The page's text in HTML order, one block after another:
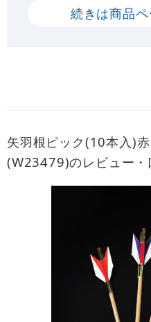
続きは商品
矢羽根ピック(10本入)
(W23479)のレビュー・